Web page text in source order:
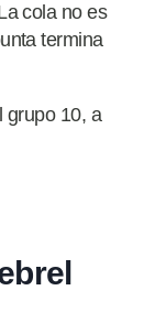
cola no es
termina
grupo 10, a